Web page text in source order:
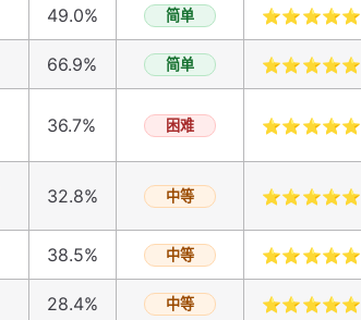
49.0% 简单 ⭐⭐⭐⭐⭐
66.9% 简单 ⭐⭐⭐⭐⭐
36.7% 困难 ⭐⭐⭐⭐⭐
32.8% 中等 ⭐⭐⭐⭐⭐
38.5% 中等 ⭐⭐⭐⭐⭐
28.4% 中等 ⭐⭐⭐⭐⭐